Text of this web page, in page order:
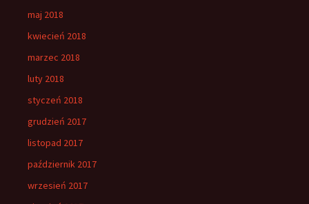
maj 2018
kwiecień 2018
marzec 2018
luty 2018
styczeń 2018
grudzień 2017
listopad 2017
październik 2017
wrzesień 2017